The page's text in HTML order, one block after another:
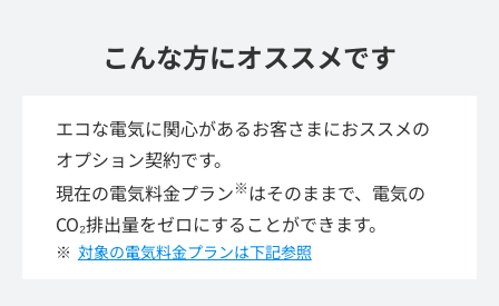
こんな方にオススメです
エコな電気に関心があるお客さまにおススメの
オプション契約です。
現在の電気料金プラン※はそのままで、電気の
CO₂排出量をゼロにすることができます。
対象の電気料金プランは下記参照